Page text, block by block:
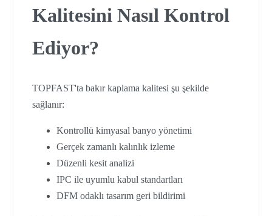
Kalitesini Nasıl Kontrol
Ediyor?
TOPFAST'ta bakır kaplama kalitesi şu şekilde
sağlanır:
Kontrollü kimyasal banyo yönetimi
Gerçek zamanlı kalınlık izleme
Düzenli kesit analizi
IPC ile uyumlu kabul standartları
DFM odaklı tasarım geri bildirimi